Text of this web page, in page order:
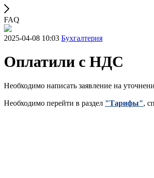
FAQ
2025-04-08 10:03 Бухгалтерия
Оплатили с НДС
Необходимо написать заявление на
Необходимо перейти в раздел "Тарифы",